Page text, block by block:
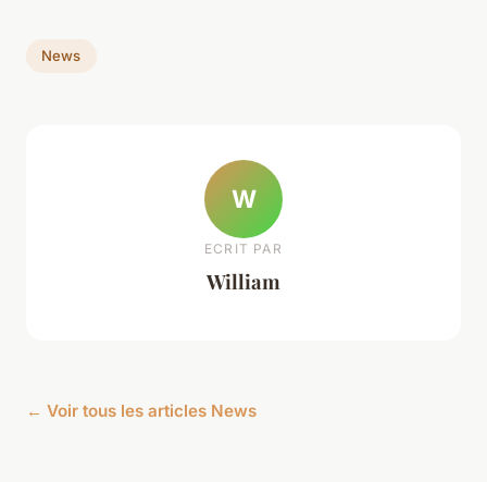
News
W
ECRIT PAR
William
← Voir tous les articles News